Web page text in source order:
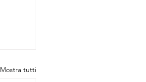
Mostra tutti